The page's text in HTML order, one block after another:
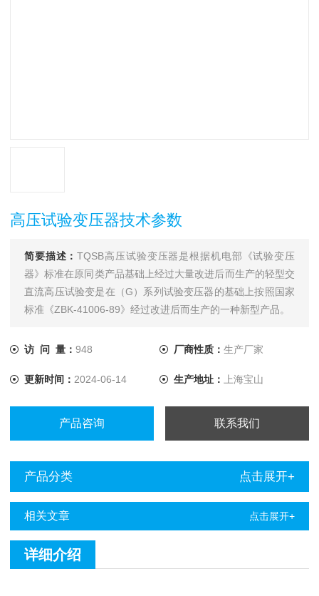
高压试验变压器技术参数
简要描述：TQSB高压试验变压器是根据机电部《试验变压
器》标准在原同类产品基础上经过大量改进后而生产的轻型交
直流高压试验变是在（G）系列试验变压器的基础上按照国家
标准《ZBK-41006-89》经过改进后而生产的一种新型产品。
访 问 量： 948 厂商性质： 生产厂家
更新时间： 2024-06-14 生产地址： 上海宝山
产品咨询 联系我们
产品分类 点击展开+
相关文章 点击展开+
详细介绍